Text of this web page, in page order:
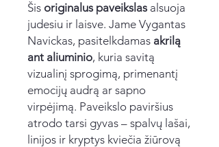
Šis originalus paveikslasalsuoja
judesiu ir laisve. Jame Vygantas
Navickas, pasitelkdamas akrilą
ant aliuminio, kuria savitą
vizualinį sprogimą, primenantį
emocijų audrą ar sapno
virpėjimą. Paveikslo paviršius
atrodo tarsi gyvas – spalvų lašai,
linijos ir kryptys kviečia žiūrovą